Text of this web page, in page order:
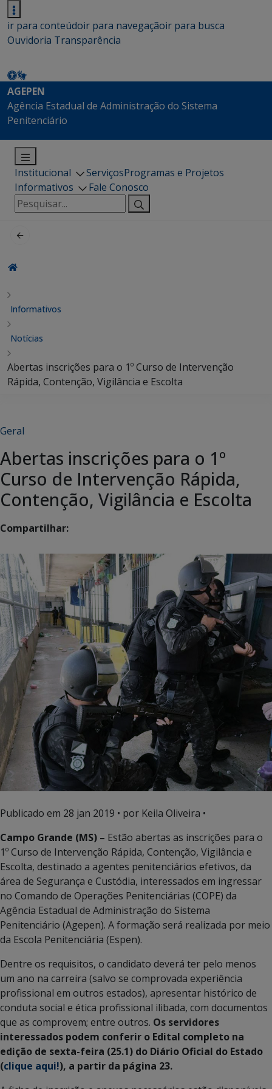
ir para conteúdoir para navegaçãoir para busca
Ouvidoria Transparência
AGEPEN
Agência Estadual de Administração do Sistema
Penitenciário
Institucional ServiçosProgramas e Projetos
Informativos
Fale Conosco
Pesquisar
por:
Informativos
Notícias
Abertas inscrições para o 1º Curso de Intervenção
Rápida, Contenção, Vigilância e Escolta
Geral
Abertas inscrições para o 1º
Curso de Intervenção Rápida,
Contenção, Vigilância e Escolta
Compartilhar:
Publicado em 28 jan 2019 • por Keila Oliveira •
Campo Grande (MS) – Estão abertas as inscrições para o
1º Curso de Intervenção Rápida, Contenção, Vigilância e
Escolta, destinado a agentes penitenciários efetivos, da
área de Segurança e Custódia, interessados em ingressar
no Comando de Operações Penitenciárias (COPE) da
Agência Estadual de Administração do Sistema
Penitenciário (Agepen). A formação será realizada por meio
da Escola Penitenciária (Espen).
Dentre os requisitos, o candidato deverá ter pelo menos
um ano na carreira (salvo se comprovada experiência
profissional em outros estados), apresentar histórico de
conduta social e ética profissional ilibada, com documentos
que as comprovem; entre outros. Os servidores
interessados podem conferir o Edital completo na
edição de sexta-feira (25.1) do Diário Oficial do Estado
(clique aqui!), a partir da página 23.